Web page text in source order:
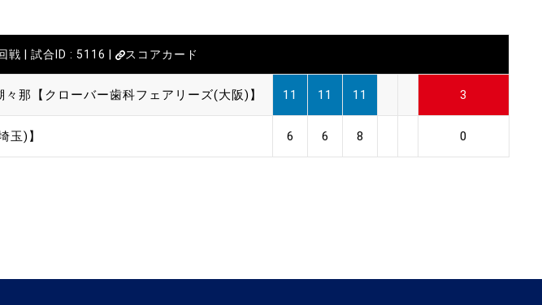
戦 | 試合ID : 5116 | スコアカード
々那【クローバー歯科フェアリーズ(大阪)】 11 11 11 3
玉)】 6 6 8 0